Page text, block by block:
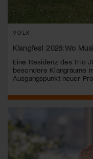
VOLK
Klangfest 2026: Wo
Eine Residenz des Trio
besondere Klangräume
Ausgangspunkt neuer